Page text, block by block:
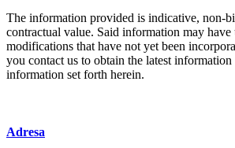
The information provided is indicative, non-
contractual value. Said information may have
modifications that have not yet been
you contact us to obtain the latest
information set forth herein.
Adresa